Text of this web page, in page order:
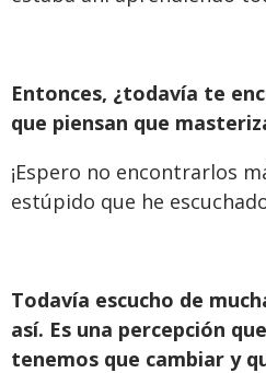
Entonces, ¿todavía te
que piensan que
¡Espero no encontrarlos
estúpido que he
Todavía escucho de
así. Es una percepción
tenemos que cambiar y